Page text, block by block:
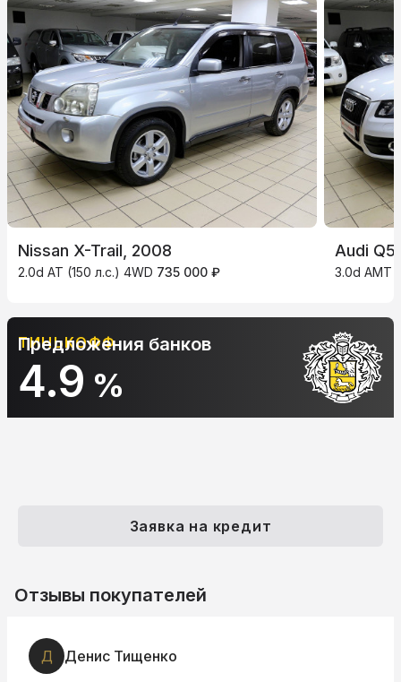
Nissan X-Trail, 2008
2.0d AT (150 л.с.) 4WD 735 000 ₽
Audi
3.0d AMT
АЛЬФА-БАНК
10.9%
Предложения банков
Заявка на кредит
Отзывы покупателей
Д Денис Тищенко